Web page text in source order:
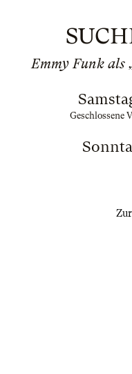
Emmy Funk als
Geschlossene